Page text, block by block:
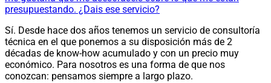
presupuestando. ¿Dais ese servicio?
Sí. Desde hace dos años tenemos un servicio de consultoría
técnica en el que ponemos a su disposición más de 2
décadas de know-how acumulado y con un precio muy
económico. Para nosotros es una forma de que nos
conozcan: pensamos siempre a largo plazo.